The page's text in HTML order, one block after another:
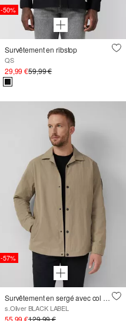
-50%
Survêtement en ribstop
QS
29,99 €59,99 €
-57%
Survêtement en sergé avec col à revers
s.Oliver BLACK LABEL